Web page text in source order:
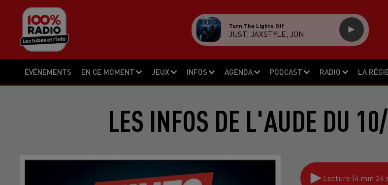
ÉVÉNEMENTS EN CE MOMENT JEUX INFOS AGENDA PODCAST RADIO LA
Turn The Lights Off
JUST, JAXSTYLE, JON
LES INFOS DE L'AUDE DU
Lecture (4 min 24